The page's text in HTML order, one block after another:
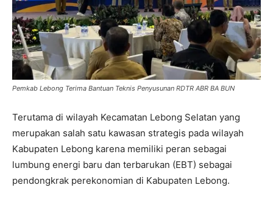
Pemkab Lebong Terima Bantuan Teknis Penyusunan RDTR ABR BA BUN
Terutama di wilayah Kecamatan Lebong Selatan yang
merupakan salah satu kawasan strategis pada wilayah
Kabupaten Lebong karena memiliki peran sebagai
lumbung energi baru dan terbarukan (EBT) sebagai
pendongkrak perekonomian di Kabupaten Lebong.